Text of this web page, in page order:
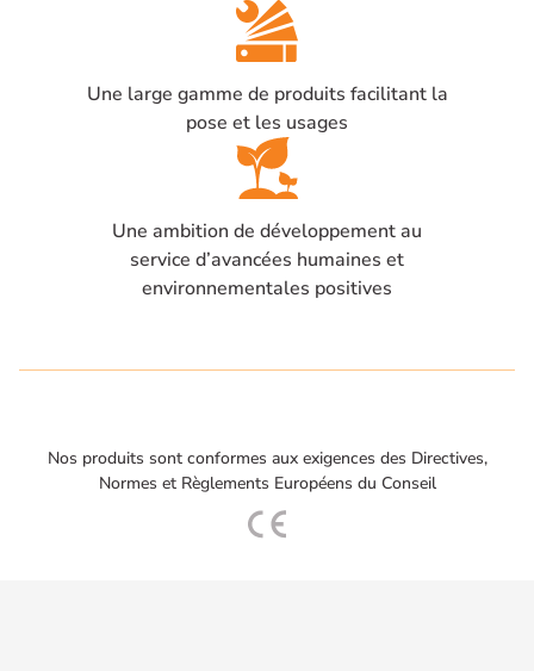
Une large gamme de produits facilitant la
pose et les usages
Une ambition de développement au
service d’avancées humaines et
environnementales positives
Nos produits sont conformes aux exigences des Directives,
Normes et Règlements Européens du Conseil